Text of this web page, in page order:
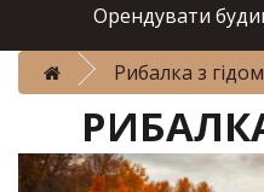
Орендувати
Рибалка з гідом